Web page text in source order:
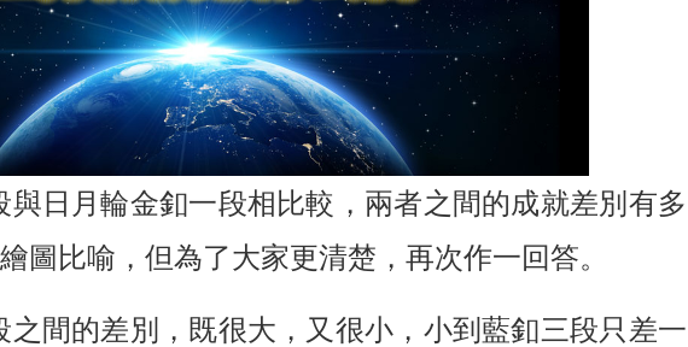
與日月輪金釦一段相比較，兩者之間的成就差別有多
圖比喻，但為了大家更清楚，再次作一回答。
之間的差別，既很大，又很小，小到藍釦三段只差一